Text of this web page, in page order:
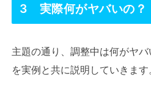
3 実際何がヤバいの？
主題の通り、調整中は何がヤ
を実例と共に説明していきます